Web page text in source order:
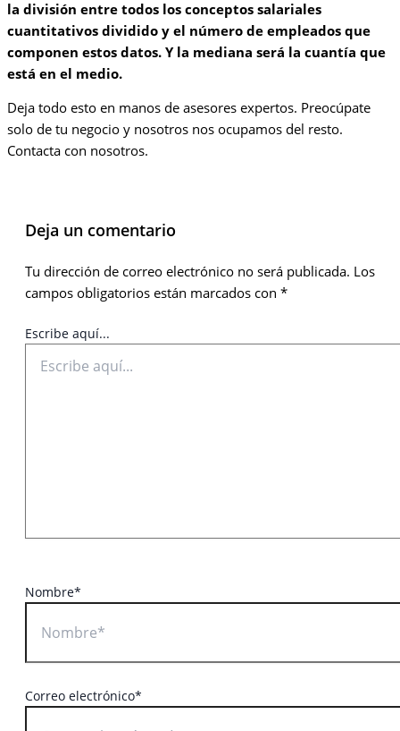
la división entre todos los conceptos salariales
cuantitativos dividido y el número de empleados que
componen estos datos. Y la mediana será la cuantía que
está en el medio.
Deja todo esto en manos de asesores expertos. Preocúpate
solo de tu negocio y nosotros nos ocupamos del resto.
Contacta con nosotros.
Deja un comentario
Tu dirección de correo electrónico no será publicada. Los
campos obligatorios están marcados con *
Escribe aquí...
Nombre*
Correo electrónico*